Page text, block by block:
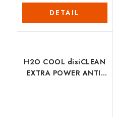
DETAIL
H2O COOL disiCLEAN
EXTRA POWER ANTI-